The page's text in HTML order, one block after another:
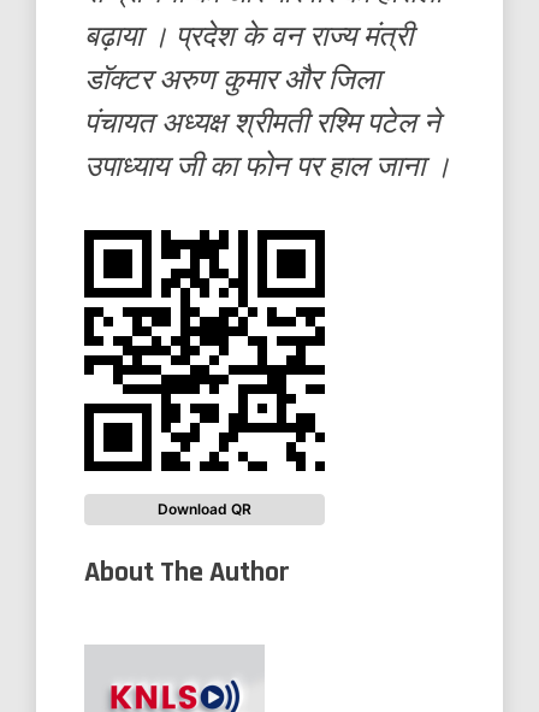
बढ़ाया । प्रदेश के वन राज्य मंत्री
डॉक्टर अरुण कुमार और जिला
पंचायत अध्यक्ष श्रीमती रश्मि पटेल ने
उपाध्याय जी का फोन पर हाल जाना ।
Download QR
About The Author